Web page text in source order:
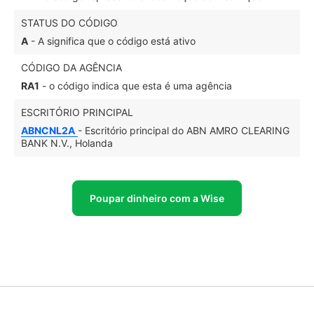
STATUS DO CÓDIGO
A - A significa que o código está ativo
CÓDIGO DA AGÊNCIA
RA1 - o código indica que esta é uma agência
ESCRITÓRIO PRINCIPAL
ABNCNL2A - Escritório principal do ABN AMRO CLEARING
BANK N.V., Holanda
Poupar dinheiro com a Wise